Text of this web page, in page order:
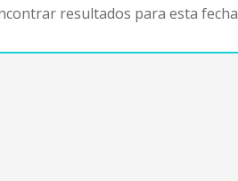
resultados para esta